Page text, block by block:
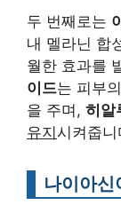
두 번째로는
내 멜라닌 합
월한 효과를
이드는 피부
을 주며, 히알
유지시켜줍
나이아